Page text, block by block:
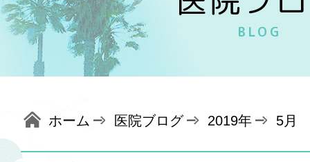
BLOG
ホーム 医院ブログ 2019年 5月